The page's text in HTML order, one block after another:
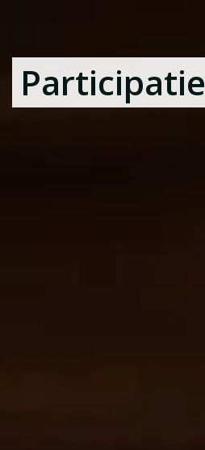
Participatie